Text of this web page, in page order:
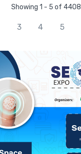
Showing 1 - 5 of 4408
3 4 5